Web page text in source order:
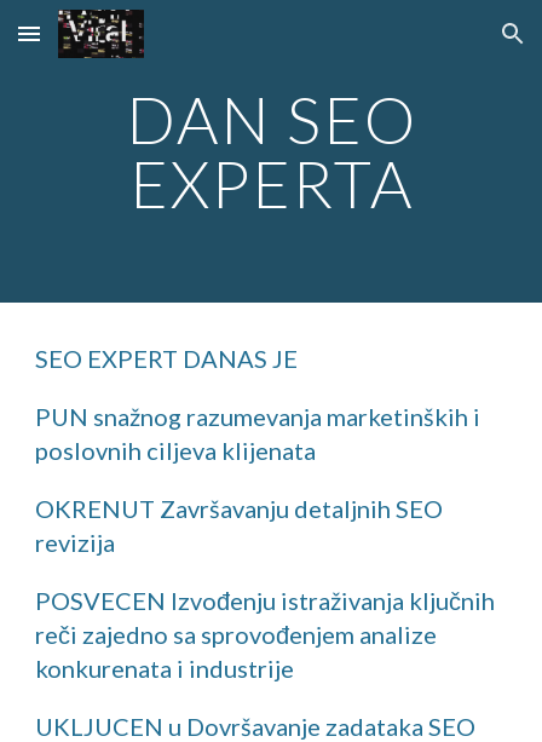
Skip to main content Skip to navigation
DAN SEO
EXPERTA
SEO EXPERT DANAS JE
PUN snažnog razumevanja marketinških i
poslovnih ciljeva klijenata
OKRENUT Završavanju detaljnih SEO
revizija
POSVECEN Izvođenju istraživanja ključnih
reči zajedno sa sprovođenjem analize
konkurenata i industrije
UKLJUCEN u Dovršavanje zadataka SEO